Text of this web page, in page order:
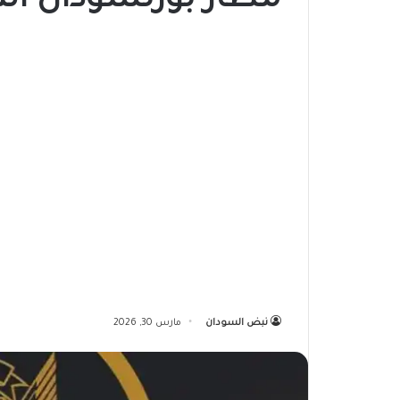
نبض السودان مارس 30, 2026